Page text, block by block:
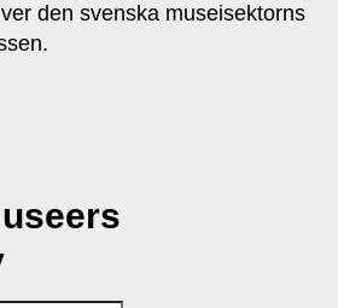
den svenska museisektorns